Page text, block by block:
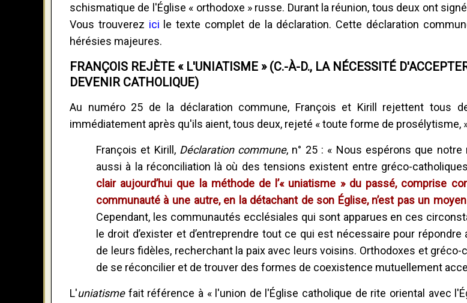
schismatique de l'Église « orthodoxe » russe. Durant la réunion, tous deux ont
Vous trouverez ici le texte complet de la déclaration. Cette déclaration
hérésies majeures.
FRANÇOIS REJÈTE « L'UNIATISME » (C.-À-D., LA NÉCESSITÉ
DEVENIR CATHOLIQUE)
Au numéro 25 de la déclaration commune, François et Kirill rejettent tous
immédiatement après qu'ils aient, tous deux, rejeté « toute forme de prosélytisme,
François et Kirill, Déclaration commune, n° 25 : « Nous espérons que
aussi à la réconciliation là où des tensions existent entre gréco-
clair aujourd’hui que la méthode de l’« uniatisme » du passé, comprise
communauté à une autre, en la détachant de son Église, n’est pas un
Cependant, les communautés ecclésiales qui sont apparues en ces
le droit d’exister et d’entreprendre tout ce qui est nécessaire pour
de leurs fidèles, recherchant la paix avec leurs voisins. Orthodoxes et
de se réconcilier et de trouver des formes de coexistence mutuellement
L'uniatismefait référence à « l'union de l'Église catholique de rite oriental avec